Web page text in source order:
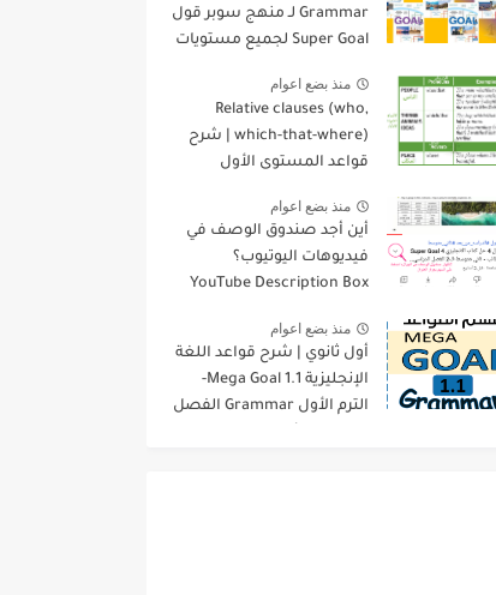
Grammar لـ منهج سوبر قول
Super Goal لجميع مستويات
منذ بضع اعوام
Relative clauses (who,
which-that-where) | شرح
قواعد المستوى الأول
منذ بضع اعوام
أين أجد صندوق الوصف في
فيديوهات اليوتيوب؟
YouTube Description Box
منذ بضع اعوام
أول ثانوي | شرح قواعد اللغة
الإنجليزية 1.1 Mega Goal-
الترم الأول Grammar الفصل